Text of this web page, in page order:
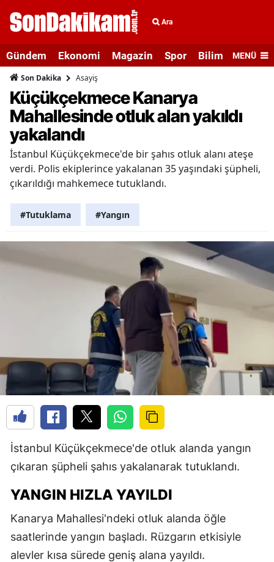
Ara
Gündem Ekonomi Magazin Spor Bilim veMENÜ
Son Dakika Asayiş
Küçükçekmece Kanarya
Mahallesinde otluk alan yakıldı
yakalandı
İstanbul Küçükçekmece'de bir şahıs otluk alanı ateşe
verdi. Polis ekiplerince yakalanan 35 yaşındaki şüpheli,
çıkarıldığı mahkemece tutuklandı.
#Tutuklama #Yangın
İstanbul Küçükçekmece'de otluk alanda yangın
çıkaran şüpheli şahıs yakalanarak tutuklandı.
YANGIN HIZLA YAYILDI
Kanarya Mahallesi'ndeki otluk alanda öğle
saatlerinde yangın başladı. Rüzgarın etkisiyle
alevler kısa sürede geniş alana yayıldı.